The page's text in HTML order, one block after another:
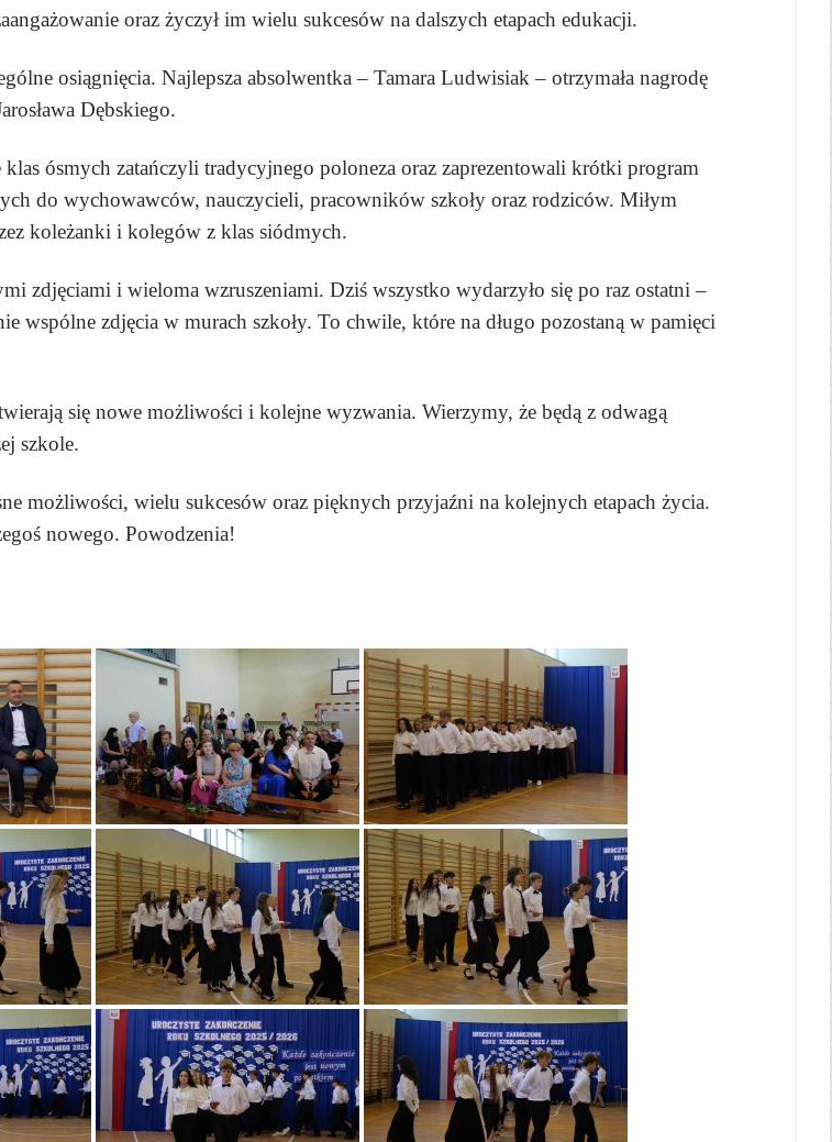
oraz życzył im wielu sukcesów na dalszych etapach edukacji.
osiągnięcia. Najlepsza absolwentka – Tamara Ludwisiak – otrzymała nagrodę
Dębskiego.
ósmych zatańczyli tradycyjnego poloneza oraz zaprezentowali krótki program
do wychowawców, nauczycieli, pracowników szkoły oraz rodziców. Miłym
koleżanki i kolegów z klas siódmych.
zdjęciami i wieloma wzruszeniami. Dziś wszystko wydarzyło się po raz ostatni –
wspólne zdjęcia w murach szkoły. To chwile, które na długo pozostaną w pamięci
się nowe możliwości i kolejne wyzwania. Wierzymy, że będą z odwagą
szkole.
możliwości, wielu sukcesów oraz pięknych przyjaźni na kolejnych etapach życia.
nowego. Powodzenia!